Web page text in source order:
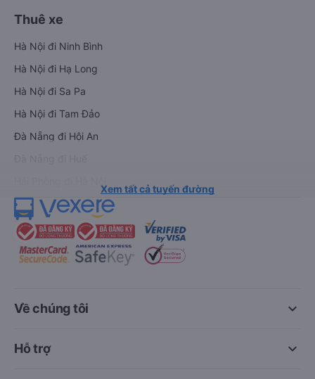
Thuê xe
Hà Nội đi Ninh Bình
Hà Nội đi Hạ Long
Hà Nội đi Sa Pa
Hà Nội đi Tam Đảo
Đà Nẵng đi Hội An
Xem tất cả tuyến đường
keyboard_arrow_down
Về chúng tôi
keyboard_arrow_down
Hỗ trợ